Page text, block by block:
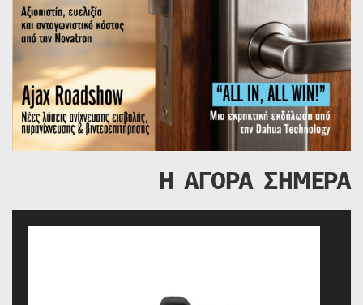
Η ΑΓΟΡΑ ΣΗΜΕΡΑ